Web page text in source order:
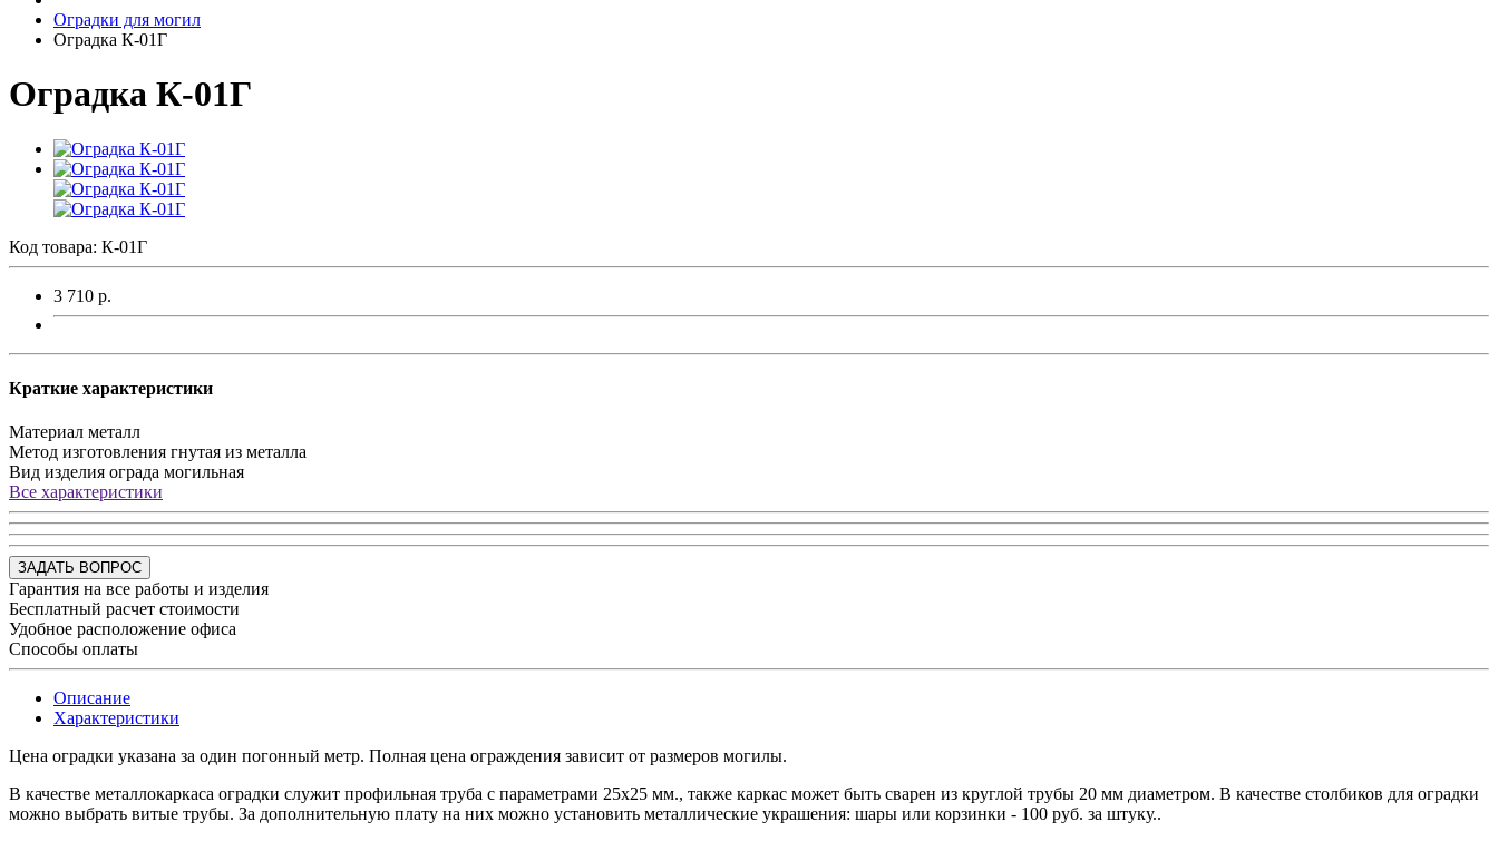
Оградки для могил
Оградка К-01Г
Оградка К-01Г
Код товара: К-01Г
3 710 р.
Краткие характеристики
Материал металл
Метод изготовления гнутая из металла
Вид изделия ограда могильная
Все характеристики
ЗАДАТЬ ВОПРОС
Гарантия на все работы и изделия
Бесплатный расчет стоимости
Удобное расположение офиса
Способы оплаты
Описание
Характеристики
Цена оградки указана за один погонный метр. Полная цена ограждения зависит от размеров могилы.
В качестве металлокаркаса оградки служит профильная труба с параметрами 25x25 мм., также каркас может быть сварен из круглой трубы 20 мм диаметром. В качестве столбиков для оградки
можно выбрать витые трубы. За дополнительную плату на них можно установить металлические украшения: шары или корзинки - 100 руб. за штуку..